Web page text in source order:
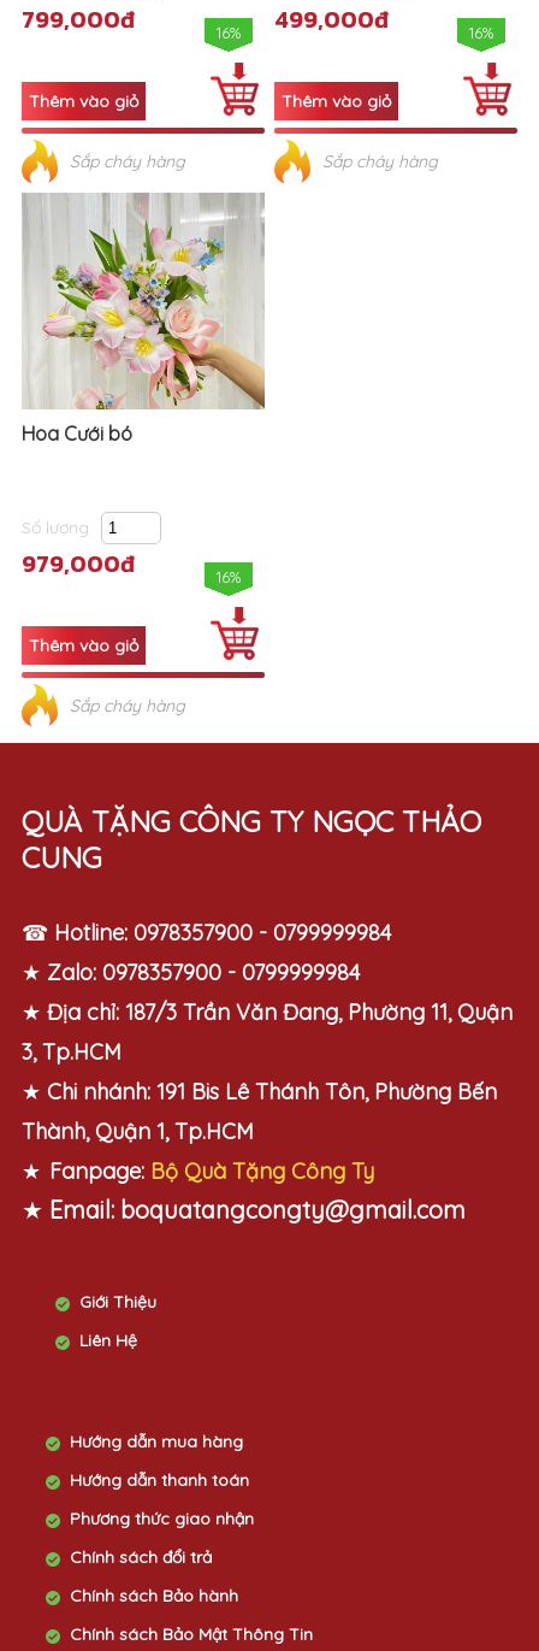
799,000đ 16%
Sắp cháy hàng
499,000đ 16%
Sắp cháy hàng
Hoa Cưới bó
Số lượng
979,000đ 16%
Sắp cháy hàng
QUÀ TẶNG CÔNG TY NGỌC THẢO
CUNG
☎ Hotline: 0978357900 - 0799999984
★ Zalo: 0978357900 - 0799999984
★ Địa chỉ: 187/3 Trần Văn Đang, Phường 11, Quận
3, Tp.HCM
★ Chi nhánh: 191 Bis Lê Thánh Tôn, Phường Bến
Thành, Quận 1, Tp.HCM
★ Fanpage: Bộ Quà Tặng Công Ty
★ Email: boquatangcongty@gmail.com
Giới Thiệu
Liên Hệ
Hướng dẫn mua hàng
Hướng dẫn thanh toán
Phương thức giao nhận
Chính sách đổi trả
Chính sách Bảo hành
Chính sách Bảo Mật Thông Tin